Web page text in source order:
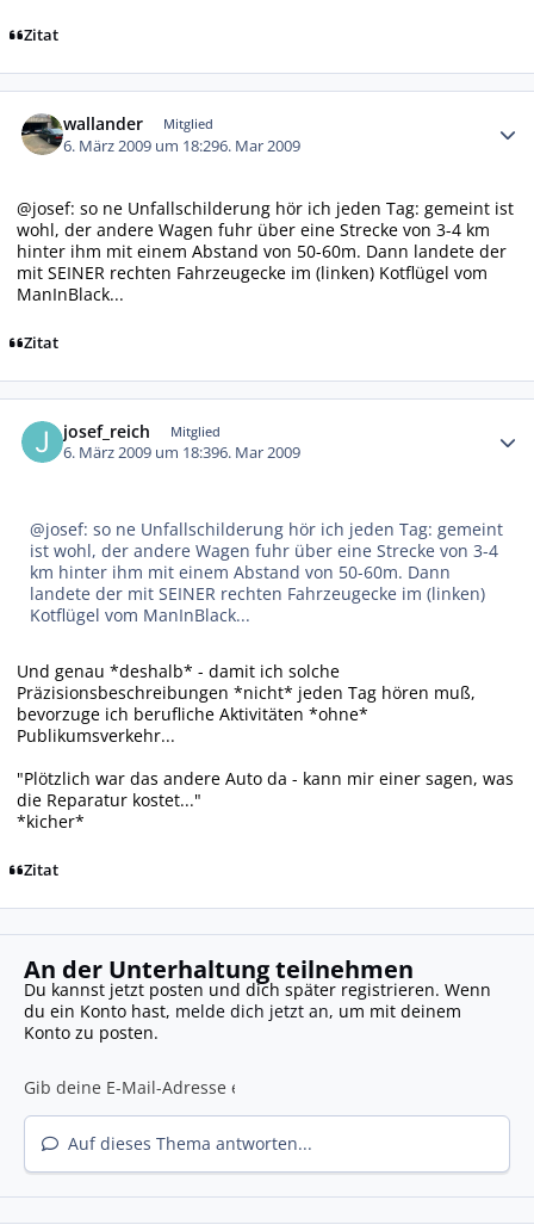
Zitat
wallander Mitglied
6. März 2009 um 18:296. Mar 2009
@josef: so ne Unfallschilderung hör ich jeden Tag: gemeint ist
wohl, der andere Wagen fuhr über eine Strecke von 3-4 km
hinter ihm mit einem Abstand von 50-60m. Dann landete der
mit SEINER rechten Fahrzeugecke im (linken) Kotflügel vom
ManInBlack...
Zitat
josef_reich Mitglied
6. März 2009 um 18:396. Mar 2009
@josef: so ne Unfallschilderung hör ich jeden Tag: gemeint
ist wohl, der andere Wagen fuhr über eine Strecke von 3-4
km hinter ihm mit einem Abstand von 50-60m. Dann
landete der mit SEINER rechten Fahrzeugecke im (linken)
Kotflügel vom ManInBlack...
Und genau *deshalb* - damit ich solche
Präzisionsbeschreibungen *nicht* jeden Tag hören muß,
bevorzuge ich berufliche Aktivitäten *ohne*
Publikumsverkehr...
"Plötzlich war das andere Auto da - kann mir einer sagen, was
die Reparatur kostet..."
*kicher*
Zitat
An der Unterhaltung teilnehmen
Du kannst jetzt posten und dich später registrieren. Wenn
du ein Konto hast, melde dich jetzt an, um mit deinem
Konto zu posten.
Auf dieses Thema antworten...